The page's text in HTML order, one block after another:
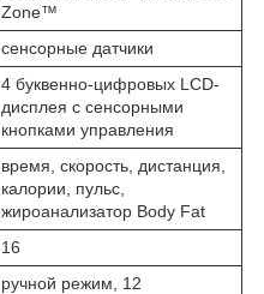
Zone™
сенсорные датчики
4 буквенно-цифровых LCD-
дисплея с сенсорными
кнопками управления
время, скорость, дистанция,
калории, пульс,
жироанализатор Body Fat
16
ручной режим, 12